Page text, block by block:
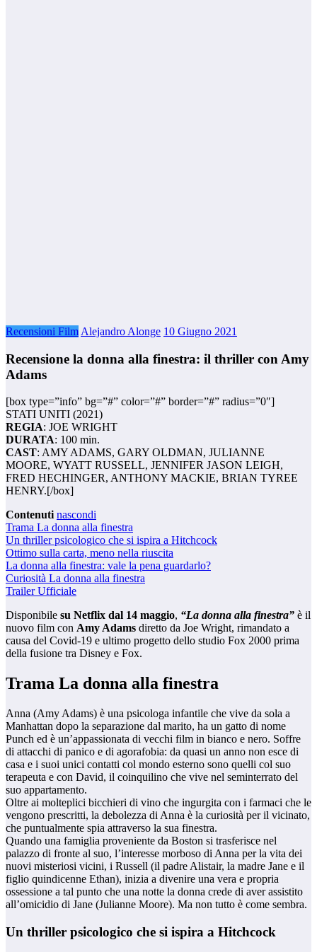
Recensioni Film Alejandro Alonge 10 Giugno 2021
Recensione la donna alla finestra: il thriller con Amy
Adams
[box type=”info” bg=”#” color=”#” border=”#” radius=”0″]
STATI UNITI (2021)
REGIA: JOE WRIGHT
DURATA: 100 min.
CAST: AMY ADAMS, GARY OLDMAN, JULIANNE
MOORE, WYATT RUSSELL, JENNIFER JASON LEIGH,
FRED HECHINGER, ANTHONY MACKIE, BRIAN TYREE
HENRY.[/box]
Contenuti nascondi
Trama La donna alla finestra
Un thriller psicologico che si ispira a Hitchcock
Ottimo sulla carta, meno nella riuscita
La donna alla finestra: vale la pena guardarlo?
Curiosità La donna alla finestra
Trailer Ufficiale
Disponibile su Netflix dal 14 maggio, “La donna alla finestra” è il
nuovo film con Amy Adams diretto da Joe Wright, rimandato a
causa del Covid-19 e ultimo progetto dello studio Fox 2000 prima
della fusione tra Disney e Fox.
Trama La donna alla finestra
Anna (Amy Adams) è una psicologa infantile che vive da sola a
Manhattan dopo la separazione dal marito, ha un gatto di nome
Punch ed è un’appassionata di vecchi film in bianco e nero. Soffre
di attacchi di panico e di agorafobia: da quasi un anno non esce di
casa e i suoi unici contatti col mondo esterno sono quelli col suo
terapeuta e con David, il coinquilino che vive nel seminterrato del
suo appartamento.
Oltre ai molteplici bicchieri di vino che ingurgita con i farmaci che le
vengono prescritti, la debolezza di Anna è la curiosità per il vicinato,
che puntualmente spia attraverso la sua finestra.
Quando una famiglia proveniente da Boston si trasferisce nel
palazzo di fronte al suo, l’interesse morboso di Anna per la vita dei
nuovi misteriosi vicini, i Russell (il padre Alistair, la madre Jane e il
figlio quindicenne Ethan), inizia a divenire una vera e propria
ossessione a tal punto che una notte la donna crede di aver assistito
all’omicidio di Jane (Julianne Moore). Ma non tutto è come sembra.
Un thriller psicologico che si ispira a Hitchcock